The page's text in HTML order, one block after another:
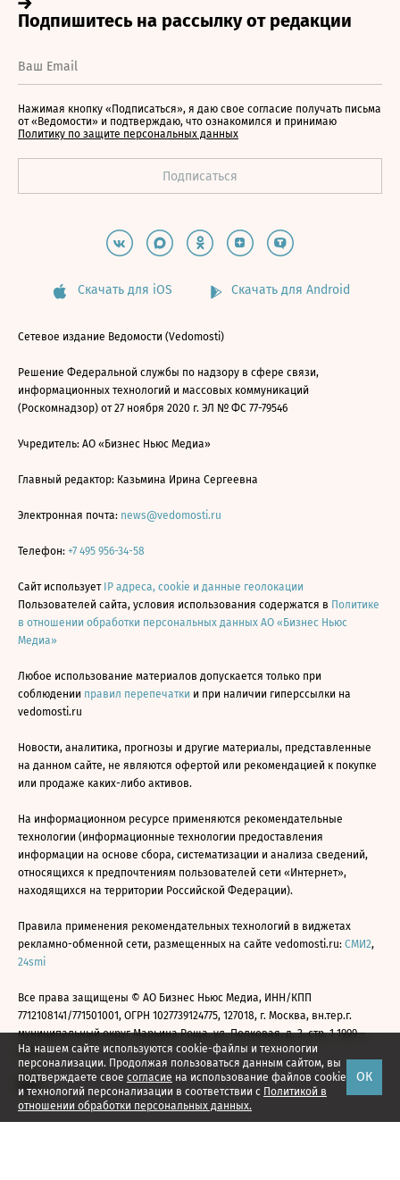
На нашем сайте используются cookie-файлы и технологии
персонализации. Продолжая пользоваться данным сайтом, вы
подтверждаете свое согласие на использование файлов cookie
и технологий персонализации в соответствии с Политикой в
отношении обработки персональных данных.
ОК
Нажимая кнопку «Подписаться», я даю свое согласие получать письма
от «Ведомости» и подтверждаю, что ознакомился и принимаю
Политику по защите персональных данных
Скачать для iOS Скачать для Android
Сетевое издание Ведомости (Vedomosti)
Решение Федеральной службы по надзору в сфере связи,
информационных технологий и массовых коммуникаций
(Роскомнадзор) от 27 ноября 2020 г. ЭЛ № ФС 77-79546
Учредитель: АО «Бизнес Ньюс Медиа»
Главный редактор: Казьмина Ирина Сергеевна
Электронная почта: news@vedomosti.ru
Телефон: +7 495 956-34-58
Сайт использует IP адреса, cookie и данные геолокации
Пользователей сайта, условия использования содержатся в Политике
в отношении обработки персональных данных АО «Бизнес Ньюс
Медиа»
Любое использование материалов допускается только при
соблюдении правил перепечатки и при наличии гиперссылки на
vedomosti.ru
Новости, аналитика, прогнозы и другие материалы, представленные
на данном сайте, не являются офертой или рекомендацией к покупке
или продаже каких-либо активов.
На информационном ресурсе применяются рекомендательные
технологии (информационные технологии предоставления
информации на основе сбора, систематизации и анализа сведений,
относящихся к предпочтениям пользователей сети «Интернет»,
находящихся на территории Российской Федерации).
Правила применения рекомендательных технологий в виджетах
рекламно-обменной сети, размещенных на сайте vedomosti.ru: СМИ2,
24smi
Все права защищены © АО Бизнес Ньюс Медиа, ИНН/КПП
7712108141/771501001, ОГРН 1027739124775, 127018, г. Москва, вн.тер.г.
муниципальный округ Марьина Роща, ул. Полковая, д. 3, стр. 1 1999—
2026